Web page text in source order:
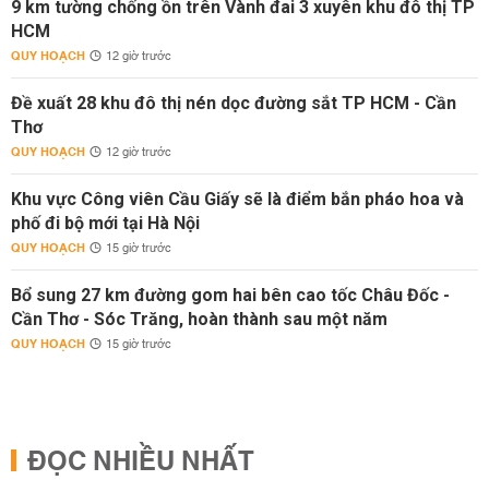
9 km tường chống ồn trên Vành đai 3 xuyên khu đô thị TP
HCM
QUY HOẠCH 12 giờ trước
Đề xuất 28 khu đô thị nén dọc đường sắt TP HCM - Cần
Thơ
QUY HOẠCH 12 giờ trước
Khu vực Công viên Cầu Giấy sẽ là điểm bắn pháo hoa và
phố đi bộ mới tại Hà Nội
QUY HOẠCH 15 giờ trước
Bổ sung 27 km đường gom hai bên cao tốc Châu Đốc -
Cần Thơ - Sóc Trăng, hoàn thành sau một năm
QUY HOẠCH 15 giờ trước
ĐỌC NHIỀU NHẤT